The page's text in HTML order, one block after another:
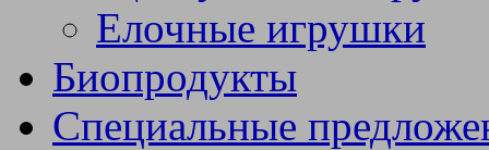
Елочные игрушки
Биопродукты
Специальные